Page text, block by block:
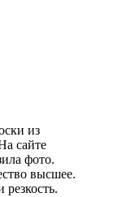
из
сайте
фото.
высшее.
резкость.